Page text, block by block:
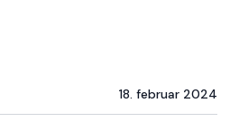
18. februar 2024